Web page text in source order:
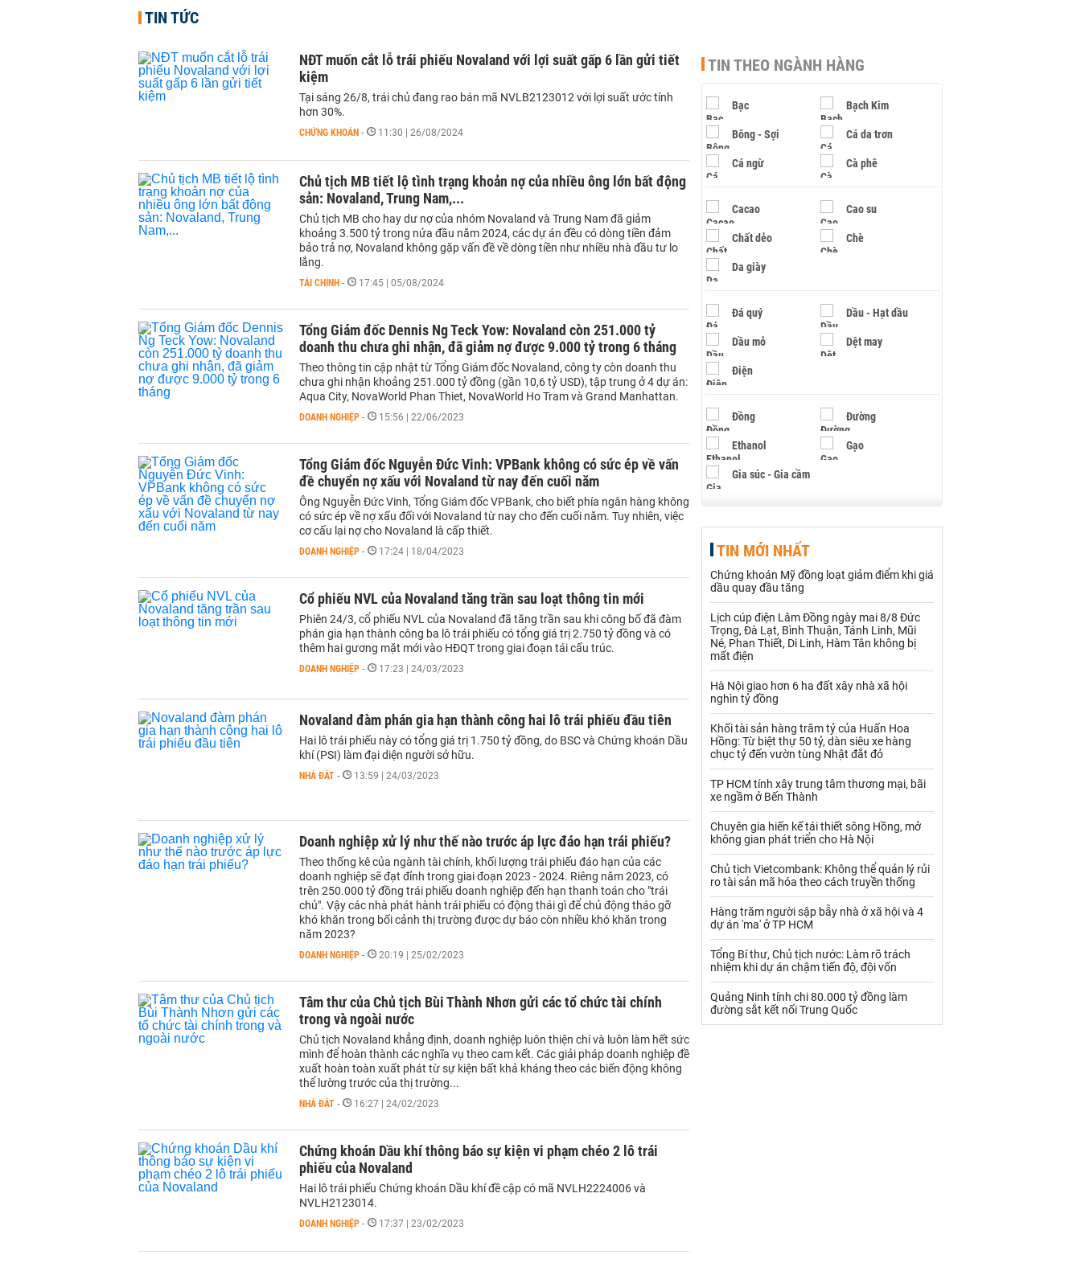
TIN TỨC
NĐT muốn cắt lỗ trái phiếu Novaland với lợi suất gấp 6 lần gửi tiết
kiệm
Tại sáng 26/8, trái chủ đang rao bán mã NVLB2123012 với lợi suất ước tính
hơn 30%.
CHỨNG KHOÁN - 11:30 | 26/08/2024
Chủ tịch MB tiết lộ tình trạng khoản nợ của nhiều ông lớn bất động
sản: Novaland, Trung Nam,...
Chủ tịch MB cho hay dư nợ của nhóm Novaland và Trung Nam đã giảm
khoảng 3.500 tỷ trong nửa đầu năm 2024, các dự án đều có dòng tiền đảm
bảo trả nợ, Novaland không gặp vấn đề về dòng tiền như nhiều nhà đầu tư lo
lắng.
TÀI CHÍNH - 17:45 | 05/08/2024
Tổng Giám đốc Dennis Ng Teck Yow: Novaland còn 251.000 tỷ
doanh thu chưa ghi nhận, đã giảm nợ được 9.000 tỷ trong 6 tháng
Theo thông tin cập nhật từ Tổng Giám đốc Novaland, công ty còn doanh thu
chưa ghi nhận khoảng 251.000 tỷ đồng (gần 10,6 tỷ USD), tập trung ở 4 dự án:
Aqua City, NovaWorld Phan Thiet, NovaWorld Ho Tram và Grand Manhattan.
DOANH NGHIỆP - 15:56 | 22/06/2023
Tổng Giám đốc Nguyễn Đức Vinh: VPBank không có sức ép về vấn
đề chuyển nợ xấu với Novaland từ nay đến cuối năm
Ông Nguyễn Đức Vinh, Tổng Giám đốc VPBank, cho biết phía ngân hàng không
có sức ép về nợ xấu đối với Novaland từ nay cho đến cuối năm. Tuy nhiên, việc
cơ cấu lại nợ cho Novaland là cấp thiết.
DOANH NGHIỆP - 17:24 | 18/04/2023
Cổ phiếu NVL của Novaland tăng trần sau loạt thông tin mới
Phiên 24/3, cổ phiếu NVL của Novaland đã tăng trần sau khi công bố đã đàm
phán gia hạn thành công ba lô trái phiếu có tổng giá trị 2.750 tỷ đồng và có
thêm hai gương mặt mới vào HĐQT trong giai đoạn tái cấu trúc.
DOANH NGHIỆP - 17:23 | 24/03/2023
Novaland đàm phán gia hạn thành công hai lô trái phiếu đầu tiên
Hai lô trái phiếu này có tổng giá trị 1.750 tỷ đồng, do BSC và Chứng khoán Dầu
khí (PSI) làm đại diện người sở hữu.
NHÀ ĐẤT - 13:59 | 24/03/2023
Doanh nghiệp xử lý như thế nào trước áp lực đáo hạn trái phiếu?
Theo thống kê của ngành tài chính, khối lượng trái phiếu đáo hạn của các
doanh nghiệp sẽ đạt đỉnh trong giai đoạn 2023 - 2024. Riêng năm 2023, có
trên 250.000 tỷ đồng trái phiếu doanh nghiệp đến hạn thanh toán cho "trái
chủ". Vậy các nhà phát hành trái phiếu có động thái gì để chủ động tháo gỡ
khó khăn trong bối cảnh thị trường được dự báo còn nhiều khó khăn trong
năm 2023?
DOANH NGHIỆP - 20:19 | 25/02/2023
Tâm thư của Chủ tịch Bùi Thành Nhơn gửi các tổ chức tài chính
trong và ngoài nước
Chủ tịch Novaland khẳng định, doanh nghiệp luôn thiện chí và luôn làm hết sức
mình để hoàn thành các nghĩa vụ theo cam kết. Các giải pháp doanh nghiệp đề
xuất hoàn toàn xuất phát từ sự kiện bất khả kháng theo các biến động không
thể lường trước của thị trường...
NHÀ ĐẤT - 16:27 | 24/02/2023
Chứng khoán Dầu khí thông báo sự kiện vi phạm chéo 2 lô trái
phiếu của Novaland
Hai lô trái phiếu Chứng khoán Dầu khí đề cập có mã NVLH2224006 và
NVLH2123014.
DOANH NGHIỆP - 17:37 | 23/02/2023
TIN THEO NGÀNH HÀNG
Bạc Bạch Kim
Bông - Sợi Cá da trơn
Cá ngừ Cà phê
Cacao Cao su
Chất dẻo Chè
Da giày
Đá quý Dầu - Hạt dầu
Dầu mỏ Dệt may
Điện
Đồng Đường
Ethanol Gạo
Gia súc - Gia cầm
Hạt điều
Khí đốt
Kim loại khác Mắc ca
Muối
Nhựa - Hạt nhựa
Palladium Phân bón
Rau - Củ -Quả Sắt thép
Sữa
Than Thức ăn chăn nuôi
Vàng
Xi măng - Clynker
TIN MỚI NHẤT
Chứng khoán Mỹ đồng loạt giảm điểm khi giá
dầu quay đầu tăng
Lịch cúp điện Lâm Đồng ngày mai 8/8 Đức
Trọng, Đà Lạt, Bình Thuận, Tánh Linh, Mũi
Né, Phan Thiết, Di Linh, Hàm Tân không bị
mất điện
Hà Nội giao hơn 6 ha đất xây nhà xã hội
nghìn tỷ đồng
Khối tài sản hàng trăm tỷ của Huấn Hoa
Hồng: Từ biệt thự 50 tỷ, dàn siêu xe hàng
chục tỷ đến vườn tùng Nhật đắt đỏ
TP HCM tính xây trung tâm thương mại, bãi
xe ngầm ở Bến Thành
Chuyên gia hiến kế tái thiết sông Hồng, mở
không gian phát triển cho Hà Nội
Chủ tịch Vietcombank: Không thể quản lý rủi
ro tài sản mã hóa theo cách truyền thống
Hàng trăm người sập bẫy nhà ở xã hội và 4
dự án 'ma' ở TP HCM
Tổng Bí thư, Chủ tịch nước: Làm rõ trách
nhiệm khi dự án chậm tiến độ, đội vốn
Quảng Ninh tính chi 80.000 tỷ đồng làm
đường sắt kết nối Trung Quốc